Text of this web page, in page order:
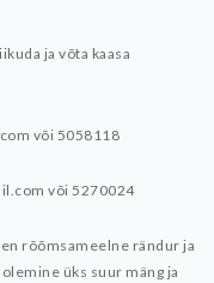
ja võta kaasa
või 5058118
või 5270024
rõõmsameelne rändur ja
üks suur mäng ja